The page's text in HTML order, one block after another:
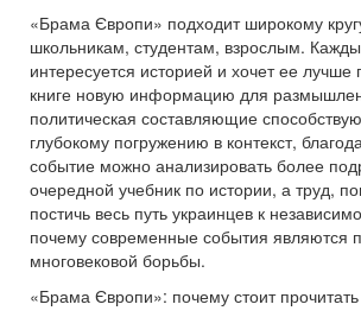
«Брама Європи» подходит широкому
школьникам, студентам, взрослым.
интересуется историей и хочет ее лучше
книге новую информацию для
политическая составляющие
глубокому погружению в контекст,
событие можно анализировать более
очередной учебник по истории, а труд,
постичь весь путь украинцев к
почему современные события являются
многовековой борьбы.
«Брама Європи»: почему стоит прочитать